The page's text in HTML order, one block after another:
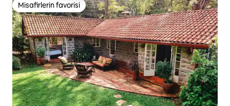
Misafirlerin favorisi
Misafirlerin favorisi